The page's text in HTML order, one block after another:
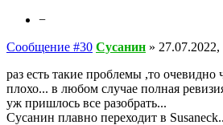
−
Сообщение #30 Сусанин » 27.07.2022,
раз есть такие проблемы ,то
плохо... в любом случае полная
уж пришлось все разобрать...
Сусанин плавно переходит в